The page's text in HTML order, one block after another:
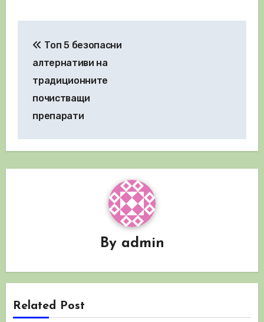
Топ 5 безопасни
алтернативи на
традиционните
почистващи
препарати
By admin
Related Post